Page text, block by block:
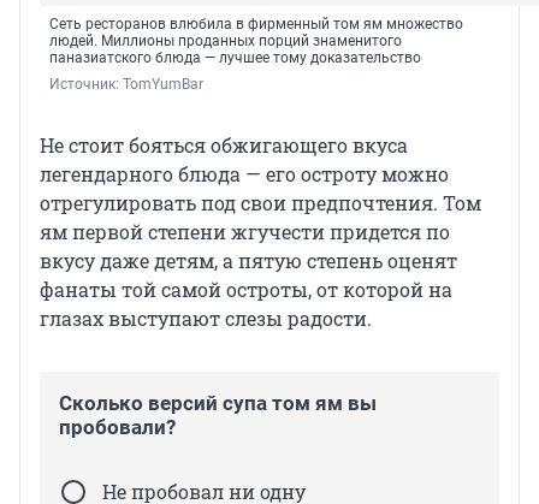
Сеть ресторанов влюбила в фирменный том ям множество
людей. Миллионы проданных порций знаменитого
паназиатского блюда — лучшее тому доказательство
Источник: TomYumBar
Не стоит бояться обжигающего вкуса
легендарного блюда — его остроту можно
отрегулировать под свои предпочтения. Том
ям первой степени жгучести придется по
вкусу даже детям, а пятую степень оценят
фанаты той самой остроты, от которой на
глазах выступают слезы радости.
Сколько версий супа том ям вы
пробовали?
Не пробовал ни одну